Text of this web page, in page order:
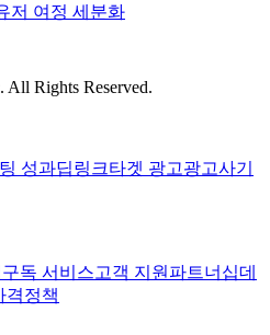
저 여정 세분화
All Rights Reserved.
성과딥링크타겟 광고광고사기
구독 서비스고객 지원 파트너십데
격정책